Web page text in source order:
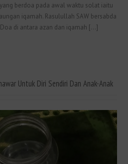
berdoa pada awal waktu solat iaitu
iqamah. Rasulullah SAW bersabda
di antara azan dan iqamah […]
Untuk Diri Sendiri Dan Anak-Anak